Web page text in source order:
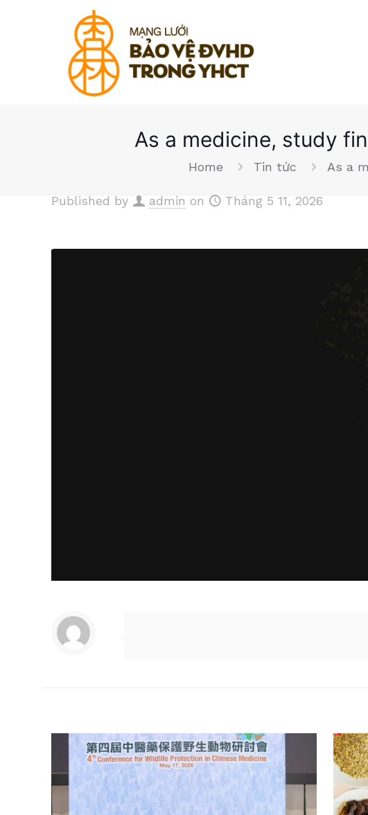
As a medicine, study
Home Tin tức As a
Published by admin on Tháng 5 11, 2026